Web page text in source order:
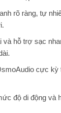
rõ ràng, tự
và hỗ trợ sạc
cực kỳ
độ di động và